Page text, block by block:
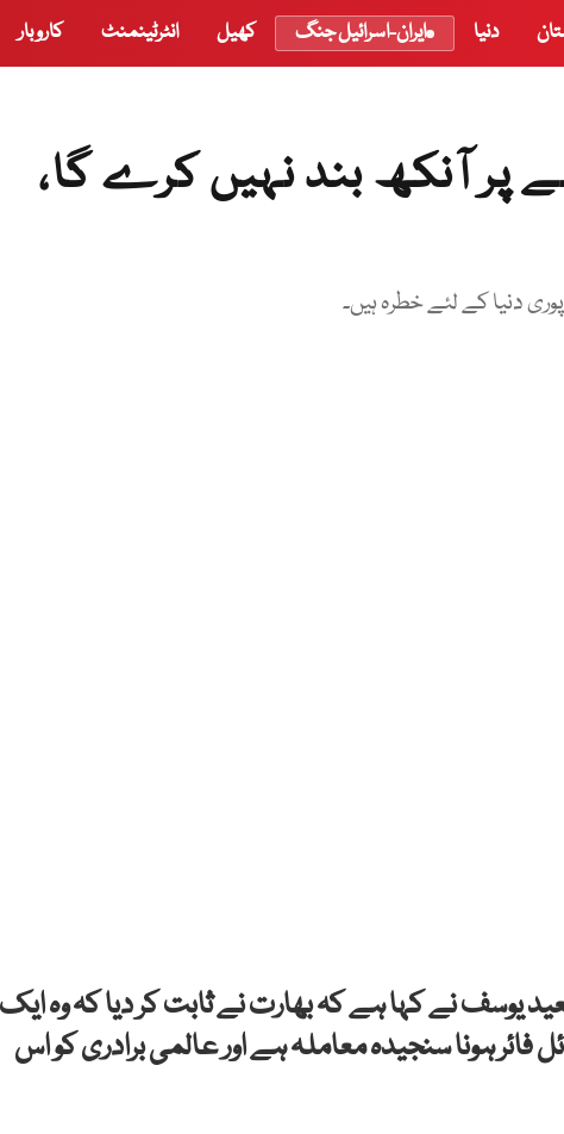
دنیا ایران-اسرائیل جنگ کھیل انٹرٹینمنٹ کاروبار
پر آنکھ بند نہیں کرے گا،
دنیا کے لئے خطرہ ہیں۔
یوسف نے کہا ہے کہ بھارت نے ثابت کر دیا کہ وہ
ہونا سنجیدہ معاملہ ہے اور عالمی برادری کو اس